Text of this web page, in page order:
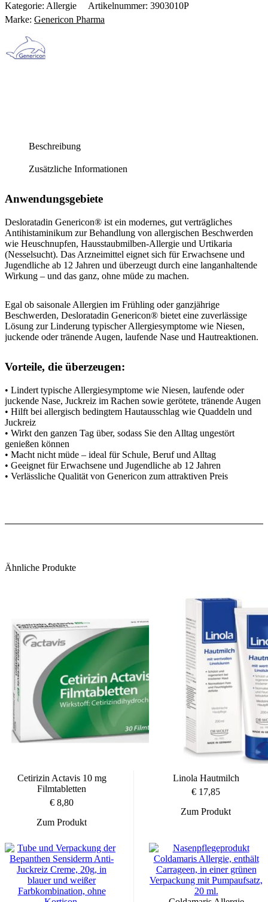
Kategorie: Allergie Artikelnummer: 3903010P
Marke: Genericon Pharma
Beschreibung
Zusätzliche Informationen
Anwendungsgebiete
Desloratadin Genericon® ist ein modernes, gut verträgliches
Antihistaminikum zur Behandlung von allergischen Beschwerden
wie Heuschnupfen, Hausstaubmilben-Allergie und Urtikaria
(Nesselsucht). Das Arzneimittel eignet sich für Erwachsene und
Jugendliche ab 12 Jahren und überzeugt durch eine langanhaltende
Wirkung – und das ganz, ohne müde zu machen.
Egal ob saisonale Allergien im Frühling oder ganzjährige
Beschwerden, Desloratadin Genericon® bietet eine zuverlässige
Lösung zur Linderung typischer Allergiesymptome wie Niesen,
juckende oder tränende Augen, laufende Nase und Hautreaktionen.
Vorteile, die überzeugen:
• Lindert typische Allergiesymptome wie Niesen, laufende oder
juckende Nase, Juckreiz im Rachen sowie gerötete, tränende Augen
• Hilft bei allergisch bedingtem Hautausschlag wie Quaddeln und
Juckreiz
• Wirkt den ganzen Tag über, sodass Sie den Alltag ungestört
genießen können
• Macht nicht müde – ideal für Schule, Beruf und Alltag
• Geeignet für Erwachsene und Jugendliche ab 12 Jahren
• Verlässliche Qualität von Genericon zum attraktiven Preis
• Die Filmtablette sollte im Ganzen mit Wasser geschluckt werden –
unabhängig von den Mahlzeiten, also während oder zwischen den
Die Behandlungsdauer richtet sich nach Art, Häufigkeit und Verlauf
der allergischen Beschwerden
• Bei intermittierender allergischer Rhinitis (Symptome treten an
weniger als 4 Tagen pro Woche oder kürzer als 4 Wochen auf): Die
Einnahme kann entsprechend dem Krankheitsverlauf angepasst,
nach Abklingen der Symptome beendet und bei erneutem Auftreten
wieder aufgenommen werden
• Bei persistierender allergischer Rhinitis (Symptome an 4 oder mehr
Tagen pro Woche und über mehr als 4 Wochen): Eine länger
andauernde Einnahme wird empfohlen, um die Symptome
• Bei Urtikaria (Nesselsucht): Die Behandlungsdauer variiert
individuell. Halten Sie sich hier unbedingt an die Anweisungen
• Suchen Sie ärztlichen Rat, wenn sich die Beschwerden nicht
bessern oder sich sogar verschlechtern
Anwendung bei Kindern und Jugendlichen:
• Desloratadin Genericon® darf nicht bei Kindern und Jugendlichen
unter 12 Jahren angewendet werden.
Ähnliche Produkte
Cetirizin Actavis 10 mg
Filmtabletten
€ 8,80
Zum Produkt
Linola Hautmilch
€ 17,85
Zum Produkt